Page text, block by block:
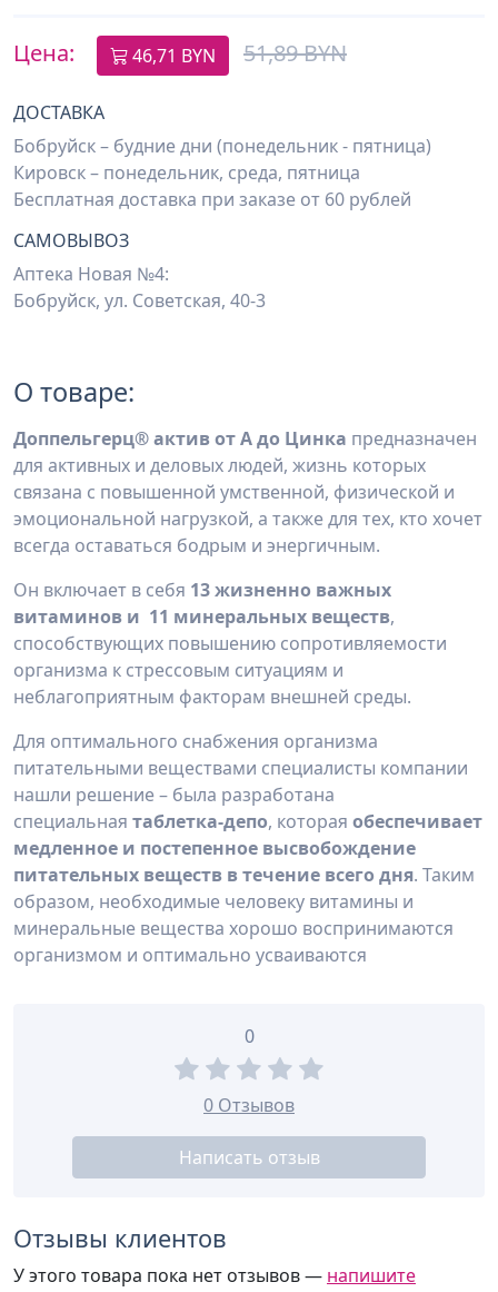
Цена: 46,71 BYN 51,89 BYN
ДОСТАВКА
Бобруйск – будние дни (понедельник - пятница)
Кировск – понедельник, среда, пятница
Бесплатная доставка при заказе от 60 рублей
САМОВЫВОЗ
Аптека Новая №4:
Бобруйск, ул. Советская, 40-3
О товаре:
Доппельгерц® актив от А до Цинка предназначен
для активных и деловых людей, жизнь которых
связана с повышенной умственной, физической и
эмоциональной нагрузкой, а также для тех, кто хочет
всегда оставаться бодрым и энергичным.
Он включает в себя 13 жизненно важных
витаминов и 11 минеральных веществ,
способствующих повышению сопротивляемости
организма к стрессовым ситуациям и
неблагоприятным факторам внешней среды.
Для оптимального снабжения организма
питательными веществами специалисты компании
нашли решение – была разработана
специальная таблетка-депо, которая обеспечивает
медленное и постепенное высвобождение
питательных веществ в течение всего дня. Таким
образом, необходимые человеку витамины и
минеральные вещества хорошо воспринимаются
организмом и оптимально усваиваются
0
0 Отзывов
Написать отзыв
Отзывы клиентов
У этого товара пока нет отзывов — напишите